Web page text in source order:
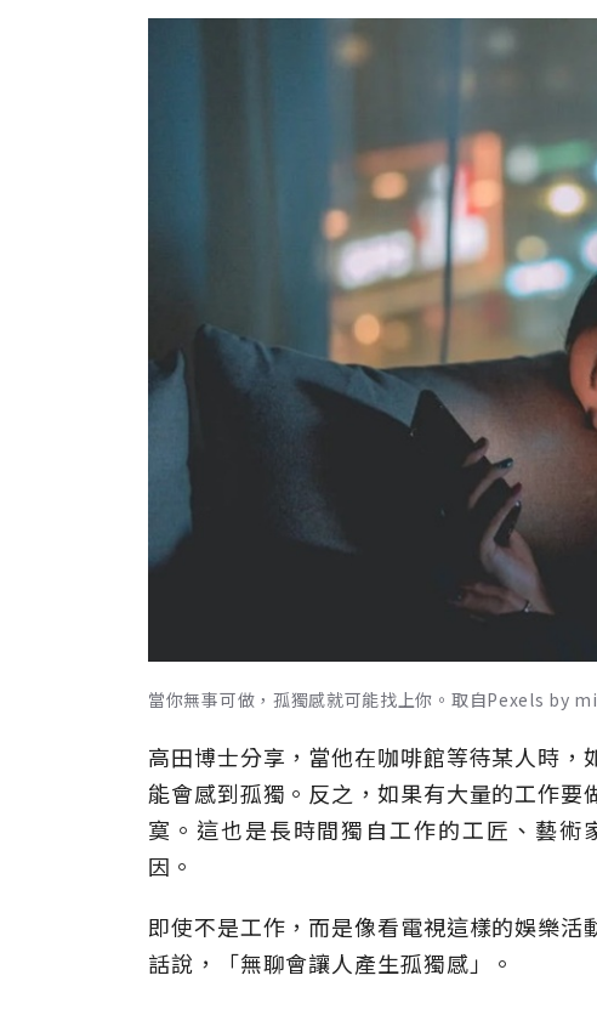
當你無事可做，孤獨感就可能找上你。取自Pexels by
高田博士分享，當他在咖啡館等待某人時
能會感到孤獨。反之，如果有大量的工作
寞。這也是長時間獨自工作的工匠、藝
因。
即使不是工作，而是像看電視這樣的娛樂
話說，「無聊會讓人產生孤獨感」。